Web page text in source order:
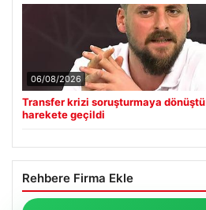
06/08/2026
Transfer krizi soruşturmaya
harekete geçildi
Rehbere Firma Ekle